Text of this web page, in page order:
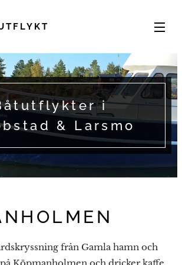
i
& Larsmo
från Gamla hamn och